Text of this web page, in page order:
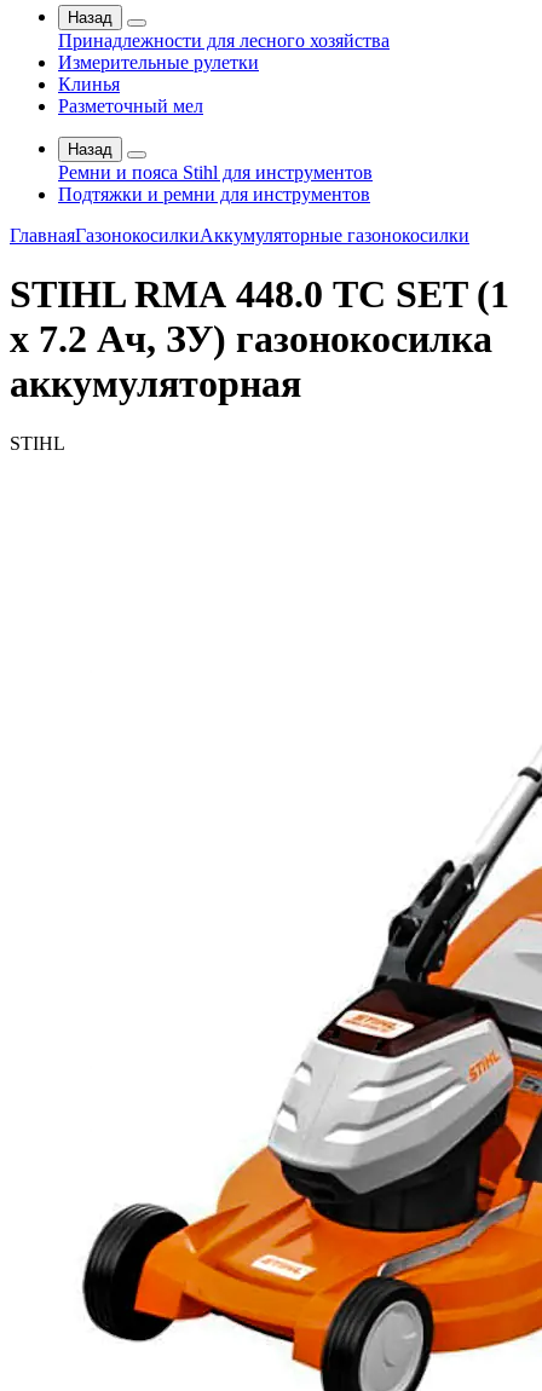
Назад
Принадлежности для лесного хозяйства
Измерительные рулетки
Клинья
Разметочный мел
Назад
Ремни и пояса Stihl для инструментов
Подтяжки и ремни для инструментов
ГлавнаяГазонокосилкиАккумуляторные газонокосилки
STIHL RМА 448.0 TC SET (1
x 7.2 Ач, ЗУ) газонокосилка
аккумуляторная
STIHL